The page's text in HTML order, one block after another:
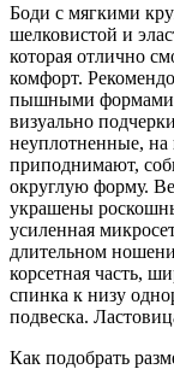
Боди с мягкими
шелковистой и
которая отлично
комфорт.
пышными формами.
визуально
неуплотненные, на
приподнимают,
округлую форму.
украшены
усиленная
длительном
корсетная часть,
спинка к низу
подвеска.
Как подобрать